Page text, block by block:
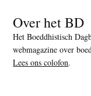
Over het BD
Het Boeddhistisch
webmagazine over
Lees ons colofon.